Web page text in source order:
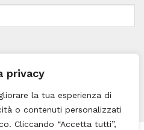
privacy
la tua esperienza di
o contenuti personalizzati
Cliccando “Accetta tutti”,